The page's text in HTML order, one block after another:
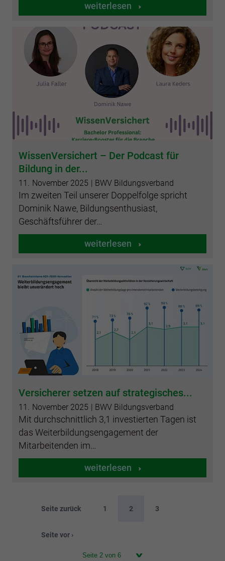
weiterlesen
WissenVersichert – Der Podcast für
Bildung in der...
11. November 2025 | BWV Bildungsverband
Im zweiten Teil unserer Doppelfolge spricht
Dominik Nawe, Bildungsenthusiast,
Geschäftsführer der…
weiterlesen
Versicherer setzen auf strategisches...
11. November 2025 | BWV Bildungsverband
Mit durchschnittlich 3,1 investierten Tagen ist
das Weiterbildungsengagement der
Mitarbeitenden im…
weiterlesen
Seite zurück 1 2 3
Seite vor ›